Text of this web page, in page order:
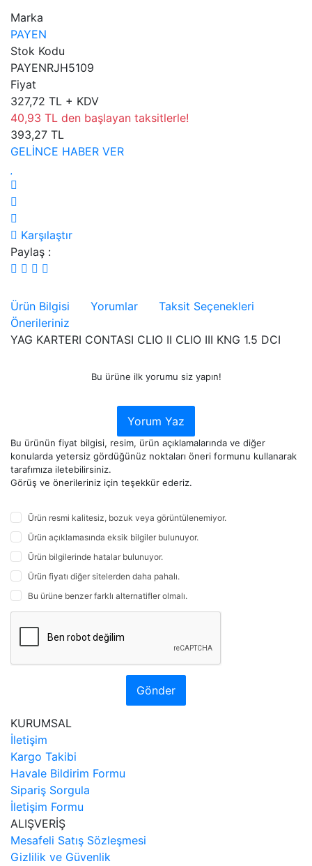
Marka
PAYEN
Stok Kodu
PAYENRJH5109
Fiyat
327,72 TL + KDV
40,93 TL den başlayan taksitlerle!
393,27 TL
GELİNCE HABER VER
Karşılaştır
Paylaş :
Ürün Bilgisi Yorumlar
Taksit Seçenekleri
Önerileriniz
YAG KARTERI CONTASI CLIO II CLIO III KNG 1.5 DCI
Bu ürüne ilk yorumu siz yapın!
Yorum Yaz
Bu ürünün fiyat bilgisi, resim, ürün açıklamalarında ve diğer
konularda yetersiz gördüğünüz noktaları öneri formunu kullanarak
tarafımıza iletebilirsiniz.
Görüş ve önerileriniz için teşekkür ederiz.
Ürün resmi kalitesiz, bozuk veya görüntülenemiyor.
Ürün açıklamasında eksik bilgiler bulunuyor.
Ürün bilgilerinde hatalar bulunuyor.
Ürün fiyatı diğer sitelerden daha pahalı.
Bu ürüne benzer farklı alternatifler olmalı.
Gönder
KURUMSAL
İletişim
Kargo Takibi
Havale Bildirim Formu
Sipariş Sorgula
İletişim Formu
ALIŞVERİŞ
Mesafeli Satış Sözleşmesi
Gizlilik ve Güvenlik